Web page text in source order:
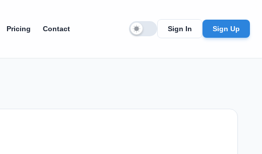
Pricing Contact Sign In Sign Up